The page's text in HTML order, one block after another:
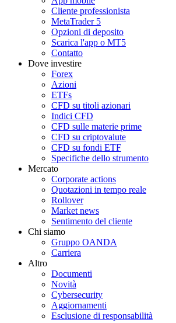
Cliente professionista
MetaTrader 5
Opzioni di deposito
Scarica l'app o MT5
Contatto
Dove investire
Forex
Azioni
ETFs
CFD su titoli azionari
Indici CFD
CFD sulle materie prime
CFD su criptovalute
CFD su fondi ETF
Specifiche dello strumento
Mercato
Corporate actions
Quotazioni in tempo reale
Rollover
Market news
Sentimento del cliente
Chi siamo
Gruppo OANDA
Carriera
Altro
Documenti
Novità
Cybersecurity
Aggiornamenti
Esclusione di responsabilità